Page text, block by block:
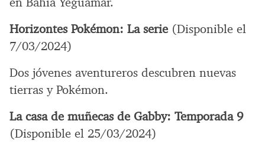
Horizontes Pokémon: La serie (Disponible el
7/03/2024)
Dos jóvenes aventureros descubren nuevas
tierras y Pokémon.
La casa de muñecas de Gabby: Temporada 9
(Disponible el 25/03/2024)